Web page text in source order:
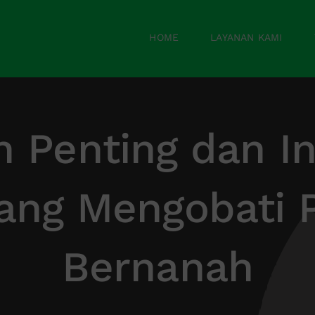
HOME LAYANAN KAMI
Penting dan
Mengobati
Bernanah